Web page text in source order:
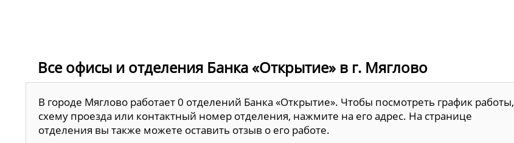
Все офисы и отделения Банка «Открытие» в г. Мяглово
В городе Мяглово работает 0 отделений Банка «Открытие». Чтобы посмотреть график работы,
схему проезда или контактный номер отделения, нажмите на его адрес. На странице
отделения вы также можете оставить отзыв о его работе.